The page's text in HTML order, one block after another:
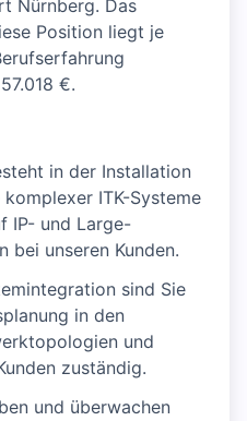
Nürnberg. Das
Position liegt je
€.
in der Installation
ITK-Systeme
IP- und Large-
bei unseren Kunden.
sind Sie
in den
und
zuständig.
und überwachen